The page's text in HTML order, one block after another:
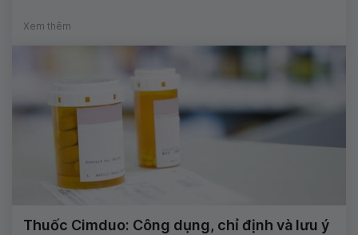
Xem thêm
Thuốc Cimduo: Công dụng, chỉ định và lưu ý